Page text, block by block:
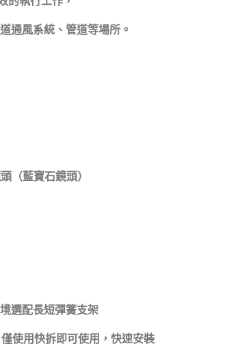
通風系統、管道等場所。
（藍寶石鏡頭）
選配長短彈簧支架
使用快拆即可使用，快速安裝